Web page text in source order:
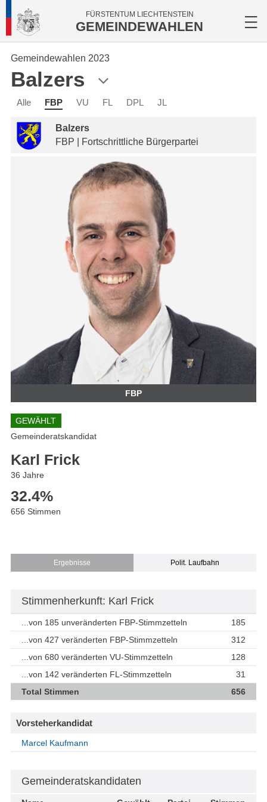
FÜRSTENTUM LIECHTENSTEIN
GEMEINDEWAHLEN
Gemeindewahlen 2023
Balzers
Alle FBP VU FL DPL JL
Balzers
FBP | Fortschrittliche Bürgerpartei
FBP
GEWÄHLT
Gemeinderatskandidat
Karl Frick
36 Jahre
32.4%
656 Stimmen
Ergebnisse Polit. Laufbahn
Stimmenherkunft: Karl Frick
...von 185 unveränderten FBP-Stimmzetteln
185
...von 427 veränderten FBP-Stimmzetteln
312
...von 680 veränderten VU-Stimmzetteln
128
...von 142 veränderten FL-Stimmzetteln
31
Total Stimmen
656
Vorsteherkandidat
Marcel Kaufmann
Gemeinderatskandidaten